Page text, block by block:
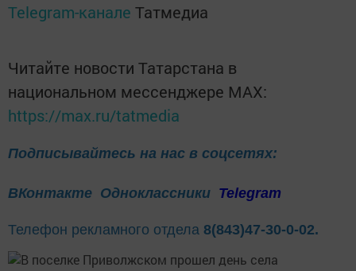
Telegram-канале Татмедиа
Читайте новости Татарстана в
национальном мессенджере MАХ:
https://max.ru/tatmedia
Подписывайтесь на нас в соцсетях:
ВКонтакте Одноклассники Telegram
Телефон рекламного отдела 8(843)47-30-0-02.